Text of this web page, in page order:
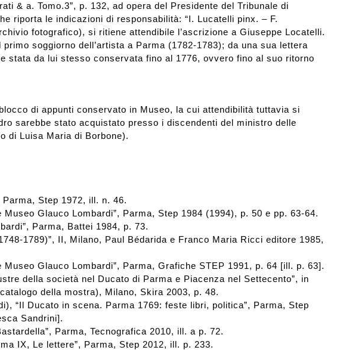
& a. Tomo.3”, p. 132, ad opera del Presidente del Tribunale di
riporta le indicazioni di responsabilità: “I. Lucatelli pinx. – F.
fotografico), si ritiene attendibile l’ascrizione a Giuseppe Locatelli.
soggiorno dell’artista a Parma (1782-1783); da una sua lettera
stata da lui stesso conservata fino al 1776, ovvero fino al suo ritorno
di appunti conservato in Museo, la cui attendibilità tuttavia si
sarebbe stato acquistato presso i discendenti del ministro delle
di Luisa Maria di Borbone).
Step 1972, ill. n. 46.
Glauco Lombardi”, Parma, Step 1984 (1994), p. 50 e pp. 63-64.
Parma, Battei 1984, p. 73.
1789)”, II, Milano, Paul Bédarida e Franco Maria Ricci editore 1985,
Glauco Lombardi”, Parma, Grafiche STEP 1991, p. 64 [ill. p. 63].
della società nel Ducato di Parma e Piacenza nel Settecento”, in
della mostra), Milano, Skira 2003, p. 48.
“Il Ducato in scena. Parma 1769: feste libri, politica”, Parma, Step
Sandrini].
Parma, Tecnografica 2010, ill. a p. 72.
IX, Le lettere”, Parma, Step 2012, ill. p. 233.